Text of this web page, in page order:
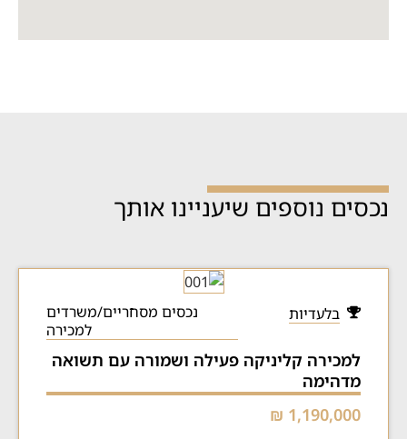
נכסים נוספים שיעניינו אותך
בלעדיות
נכסים מסחריים/משרדים
למכירה
למכירה קליניקה פעילה ושמורה עם תשואה
מדהימה
1,190,000 ₪